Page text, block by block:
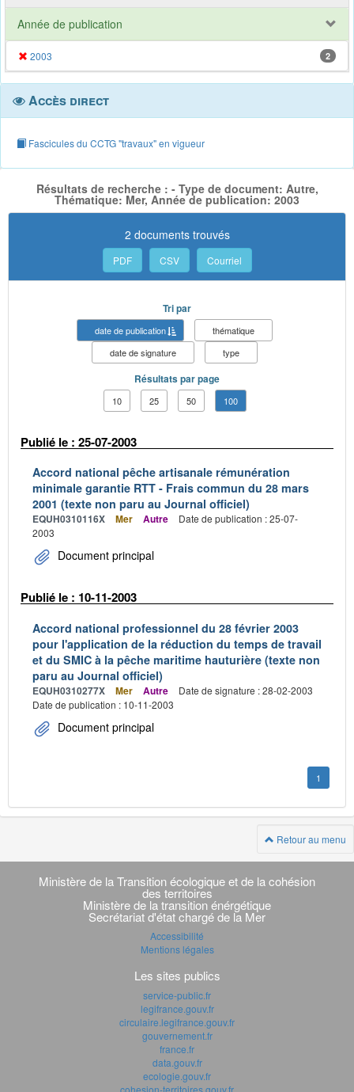
Année de publication
2003 2
Accès direct
Fascicules du CCTG "travaux" en vigueur
Résultats de recherche : - Type de document: Autre,
Thématique: Mer, Année de publication: 2003
2 documents trouvés
PDF CSV Courriel
Tri par
date de publication
thématique
date de signature
type
Résultats par page
10 25 50 100
Publié le : 25-07-2003
Accord national pêche artisanale rémunération
minimale garantie RTT - Frais commun du 28 mars
2001 (texte non paru au Journal officiel)
EQUH0310116X Mer Autre
Date de publication : 25-07-
2003
Document principal
Publié le : 10-11-2003
Accord national professionnel du 28 février 2003
pour l'application de la réduction du temps de travail
et du SMIC à la pêche maritime hauturière (texte non
paru au Journal officiel)
EQUH0310277X Mer Autre
Date de signature : 28-02-2003
Date de publication : 10-11-2003
Document principal
1
Retour au menu
Navigation
transverse
Ministère de la Transition écologique et de la cohésion
des territoires
Ministère de la transition énérgétique
Secrétariat d'état chargé de la Mer
Accessibilité
Mentions légales
Les sites publics
service-public.fr
legifrance.gouv.fr
circulaire.legifrance.gouv.fr
gouvernement.fr
france.fr
data.gouv.fr
ecologie.gouv.fr
cohesion-territoires.gouv.fr